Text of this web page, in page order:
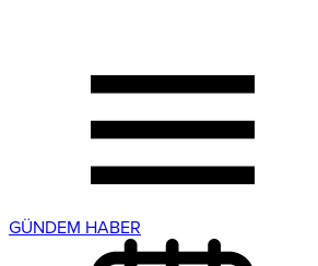
GÜNDEM HABER